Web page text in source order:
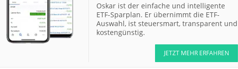
Oskar ist der einfache und intelligente
ETF-Sparplan. Er übernimmt die ETF-
Auswahl, ist steuersmart, transparent und
kostengünstig.
JETZT MEHR ERFAHREN